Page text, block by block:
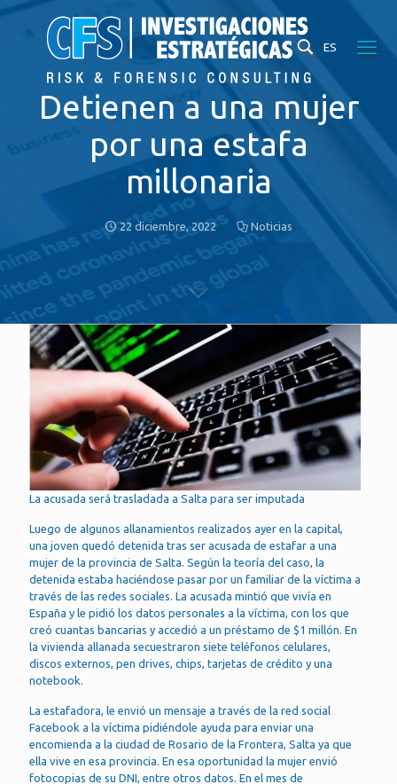
ES
Detienen a una mujer
por una estafa
millonaria
22 diciembre, 2022 Noticias
La acusada será trasladada a Salta para ser imputada
Luego de algunos allanamientos realizados ayer en la capital,
una joven quedó detenida tras ser acusada de estafar a una
mujer de la provincia de Salta. Según la teoría del caso, la
detenida estaba haciéndose pasar por un familiar de la víctima a
través de las redes sociales. La acusada mintió que vivía en
España y le pidió los datos personales a la víctima, con los que
creó cuantas bancarias y accedió a un préstamo de $1 millón. En
la vivienda allanada secuestraron siete teléfonos celulares,
discos externos, pen drives, chips, tarjetas de crédito y una
notebook.
La estafadora, le envió un mensaje a través de la red social
Facebook a la víctima pidiéndole ayuda para enviar una
encomienda a la ciudad de Rosario de la Frontera, Salta ya que
ella vive en esa provincia. En esa oportunidad la mujer envió
fotocopias de su DNI, entre otros datos. En el mes de